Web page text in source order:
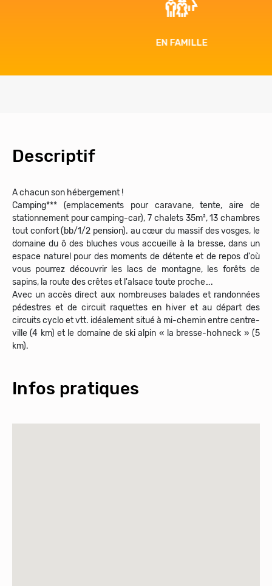
EN FAMILLE
Descriptif
A chacun son hébergement !
Camping*** (emplacements pour caravane, tente, aire de
stationnement pour camping-car), 7 chalets 35m², 13 chambres
tout confort (bb/1/2 pension). au cœur du massif des vosges, le
domaine du ô des bluches vous accueille à la bresse, dans un
espace naturel pour des moments de détente et de repos d'où
vous pourrez découvrir les lacs de montagne, les forêts de
sapins, la route des crêtes et l'alsace toute proche….
Avec un accès direct aux nombreuses balades et randonnées
pédestres et de circuit raquettes en hiver et au départ des
circuits cyclo et vtt. idéalement situé à mi-chemin entre centre-
ville (4 km) et le domaine de ski alpin « la bresse-hohneck » (5
km).
Infos pratiques